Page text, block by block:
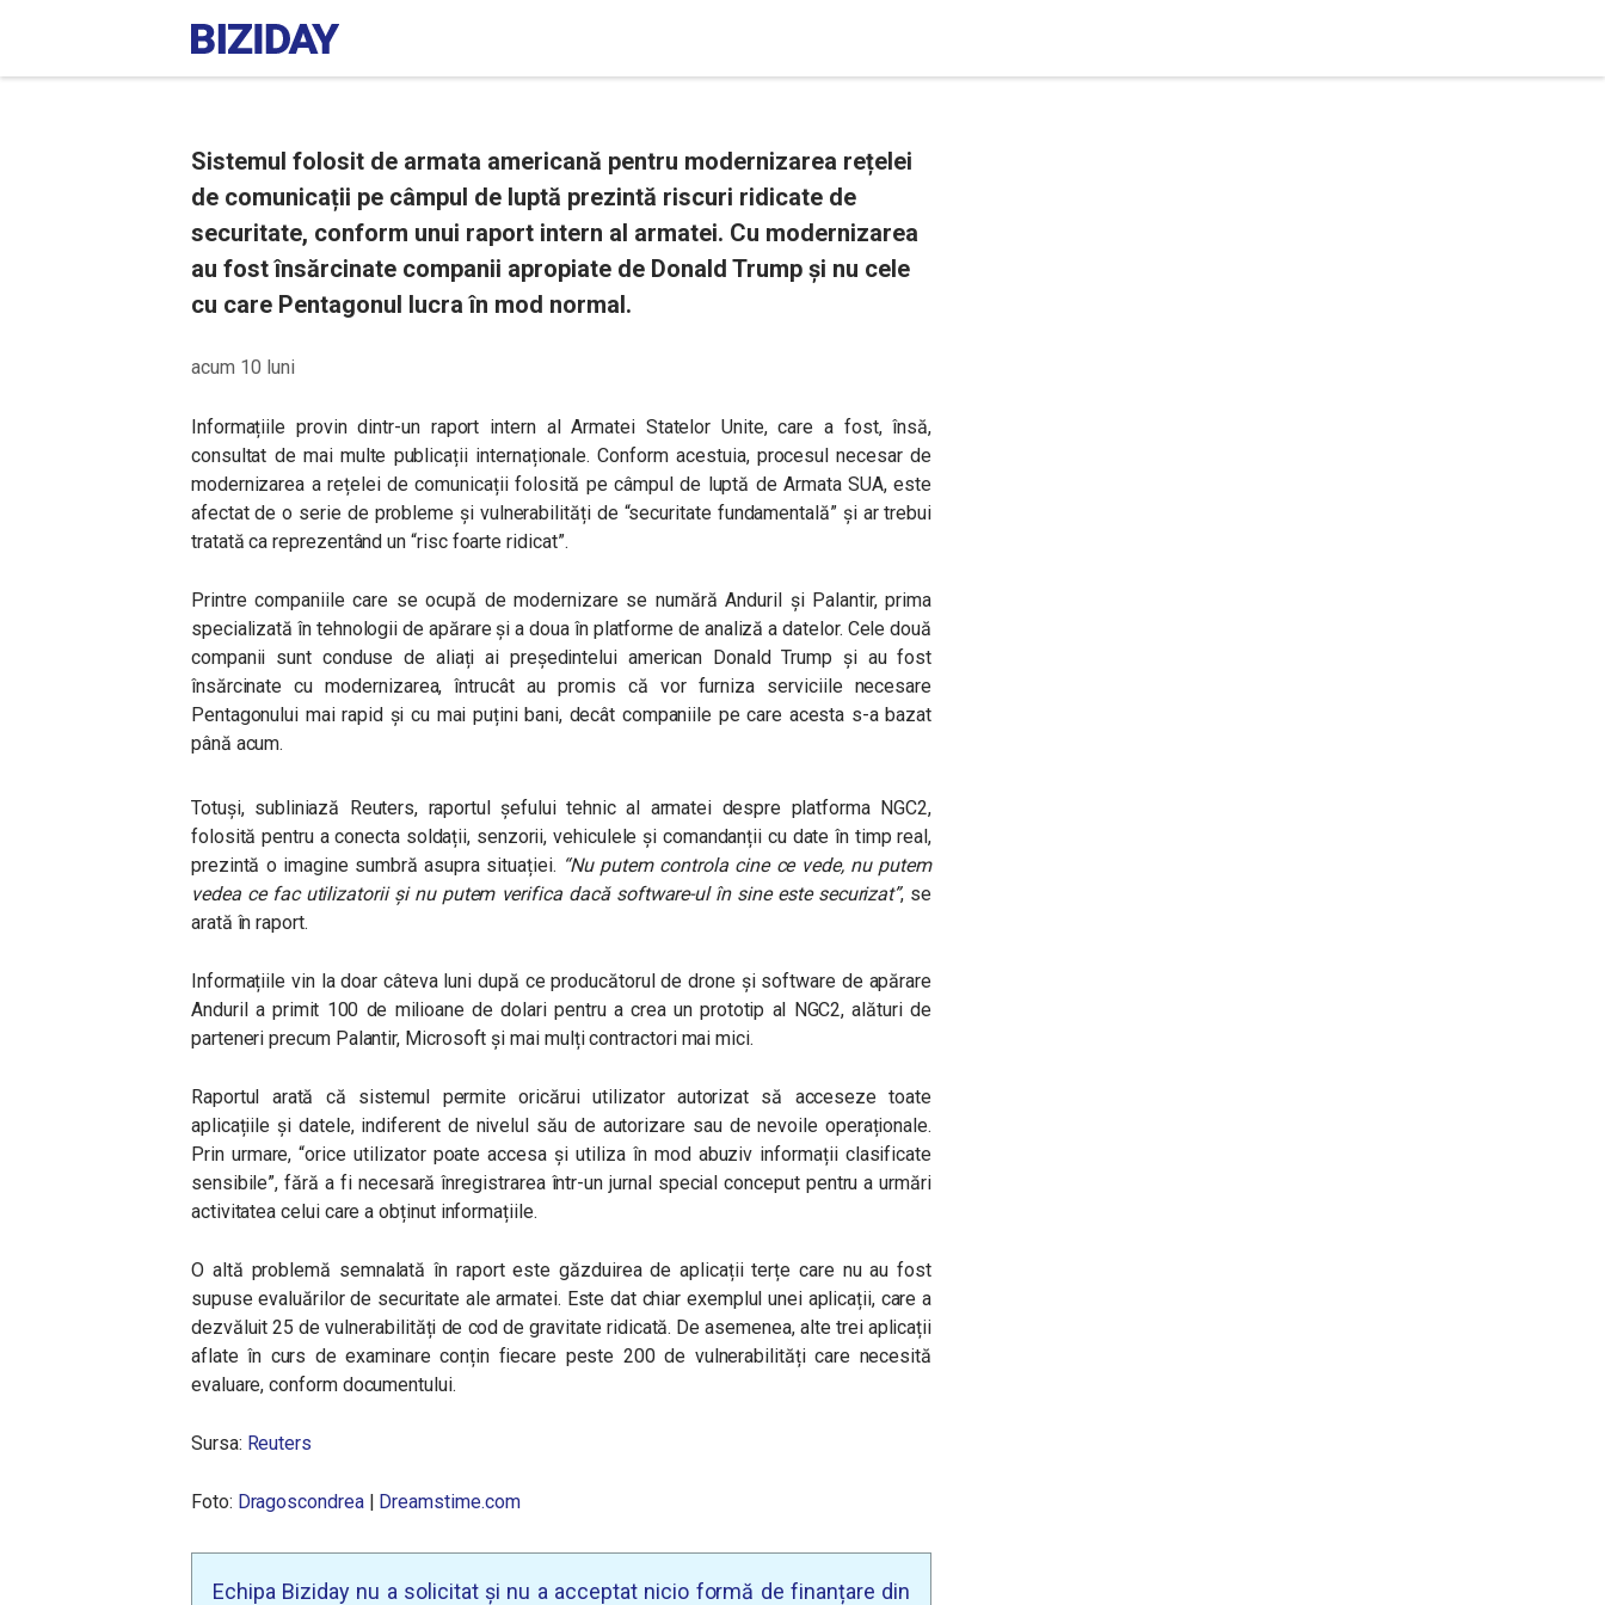
Sistemul folosit de armata americană pentru modernizarea rețelei
de comunicații pe câmpul de luptă prezintă riscuri ridicate de
securitate, conform unui raport intern al armatei. Cu modernizarea
au fost însărcinate companii apropiate de Donald Trump și nu cele
cu care Pentagonul lucra în mod normal.
acum 10 luni
Informațiile provin dintr-un raport intern al Armatei Statelor Unite, care a fost, însă,
consultat de mai multe publicații internaționale. Conform acestuia, procesul necesar de
modernizarea a rețelei de comunicații folosită pe câmpul de luptă de Armata SUA, este
afectat de o serie de probleme și vulnerabilități de “securitate fundamentală” și ar trebui
tratată ca reprezentând un “risc foarte ridicat”.
Printre companiile care se ocupă de modernizare se numără Anduril și Palantir, prima
specializată în tehnologii de apărare și a doua în platforme de analiză a datelor. Cele două
companii sunt conduse de aliați ai președintelui american Donald Trump și au fost
însărcinate cu modernizarea, întrucât au promis că vor furniza serviciile necesare
Pentagonului mai rapid și cu mai puțini bani, decât companiile pe care acesta s-a bazat
până acum.
Totuși, subliniază Reuters, raportul șefului tehnic al armatei despre platforma NGC2,
folosită pentru a conecta soldații, senzorii, vehiculele și comandanții cu date în timp real,
prezintă o imagine sumbră asupra situației. “Nu putem controla cine ce vede, nu putem
vedea ce fac utilizatorii și nu putem verifica dacă software-ul în sine este securizat”, se
arată în raport.
Informațiile vin la doar câteva luni după ce producătorul de drone și software de apărare
Anduril a primit 100 de milioane de dolari pentru a crea un prototip al NGC2, alături de
parteneri precum Palantir, Microsoft și mai mulți contractori mai mici.
Raportul arată că sistemul permite oricărui utilizator autorizat să acceseze toate
aplicațiile și datele, indiferent de nivelul său de autorizare sau de nevoile operaționale.
Prin urmare, “orice utilizator poate accesa și utiliza în mod abuziv informații clasificate
sensibile”, fără a fi necesară înregistrarea într-un jurnal special conceput pentru a urmări
activitatea celui care a obținut informațiile.
O altă problemă semnalată în raport este găzduirea de aplicații terțe care nu au fost
supuse evaluărilor de securitate ale armatei. Este dat chiar exemplul unei aplicații, care a
dezvăluit 25 de vulnerabilități de cod de gravitate ridicată. De asemenea, alte trei aplicații
aflate în curs de examinare conțin fiecare peste 200 de vulnerabilități care necesită
evaluare, conform documentului.
Sursa: Reuters
Foto: Dragoscondrea| Dreamstime.com
Echipa Biziday nu a solicitat și nu a acceptat nicio formă de finanțare din